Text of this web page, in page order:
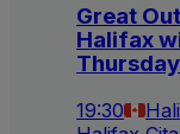
Great
Halifax
19:30